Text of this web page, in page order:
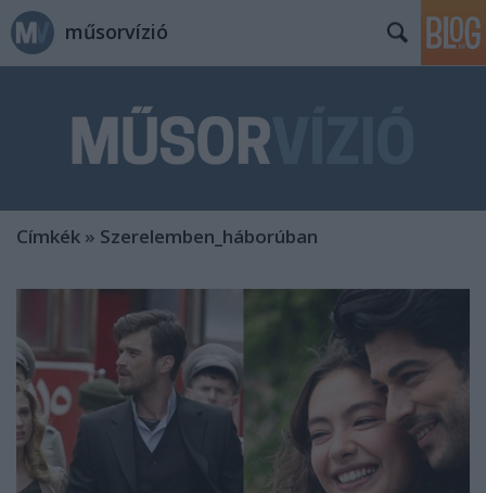
műsorvízió
Címkék » Szerelemben_háborúban